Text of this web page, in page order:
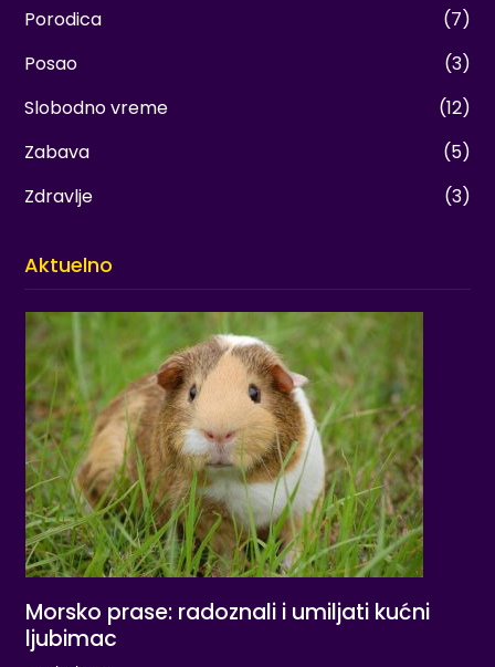
Porodica
(7)
Posao
(3)
Slobodno vreme
(12)
Zabava
(5)
Zdravlje
(3)
Aktuelno
3D modeli svetskih kulturnih znamenitosti
27/06/2022